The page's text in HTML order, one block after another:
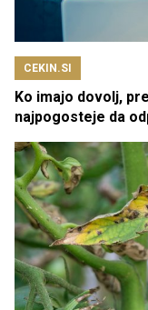
CEKIN.SI
Ko imajo dovolj,
najpogosteje da